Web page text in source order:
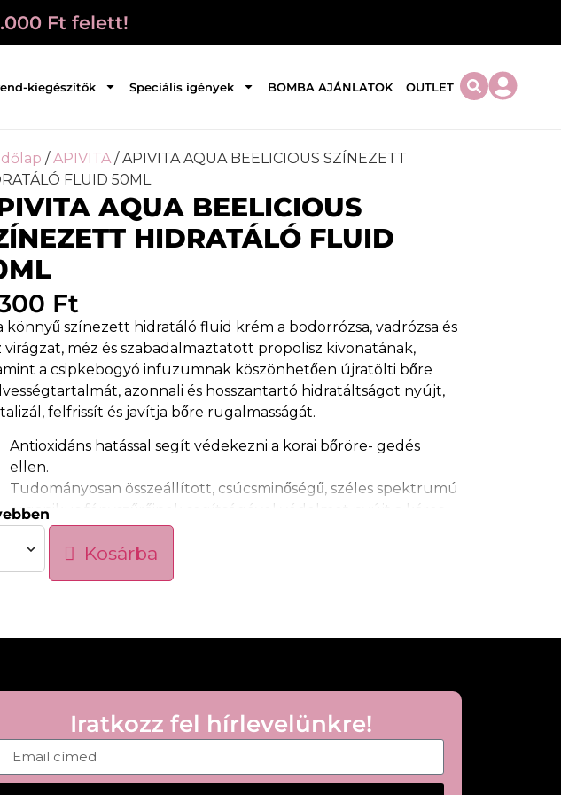
Ft felett!
kiegészítők Speciális igények BOMBA AJÁNLATOK OUTLET
/APIVITA / APIVITA AQUA BEELICIOUS SZÍNEZETT
FLUID 50ML
AQUA BEELICIOUS
HIDRATÁLÓ FLUID
Ft
könnyű színezett hidratáló fluid krém a bodorrózsa, vadrózsa és
virágzat, méz és szabadalmaztatott propolisz kivonatának,
a csipkebogyó infuzumnak köszönhetően újratölti bőre
azonnali és hosszantartó hidratáltságot nyújt,
felfrissít és javítja bőre rugalmasságát.
Antioxidáns hatással segít védekezni a korai bőröre- gedés
ellen.
Tudományosan összeállított, csúcsminőségű, széles spektrumú
organikus fényszűrőinek segítségével védelmet nyújt a káros
UVA/UVB sugarak, valamint a kék fénnyel szemben.
Gyönyörűen egységesíti az arcszínt, elfedi a bőrhibákat,
természetes, egészséges, ragyogó bőrt kölcsönöz
minden bőrtípus számára ajánlott.
vizsgálatokkal bizonyított hatékonyság
Kosárba
Iratkozz fel hírlevelünkre!